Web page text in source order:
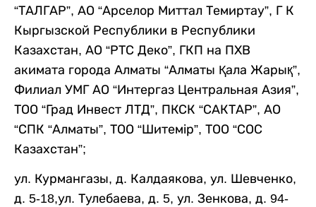
“ТАЛГАР”, АО “Арселор Миттал Темиртау”, Г К
Кыргызской Республики в Республики
Казахстан, АО “РТС Деко”, ГКП на ПХВ
акимата города Алматы “Алматы Қала Жарық”,
Филиал УМГ АО “Интергаз Центральная Азия”,
ТОО “Град Инвест ЛТД”, ПКСК “САКТАР”, АО
“СПК “Алматы”, ТОО “Шитемір”, ТОО “СОС
Казахстан”;
ул. Курмангазы, д. Калдаякова, ул. Шевченко,
д. 5-18,ул. Тулебаева, д. 5, ул. Зенкова, д. 94-